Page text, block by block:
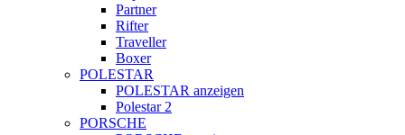
Partner
Rifter
Traveller
Boxer
POLESTAR
POLESTAR anzeigen
Polestar 2
PORSCHE